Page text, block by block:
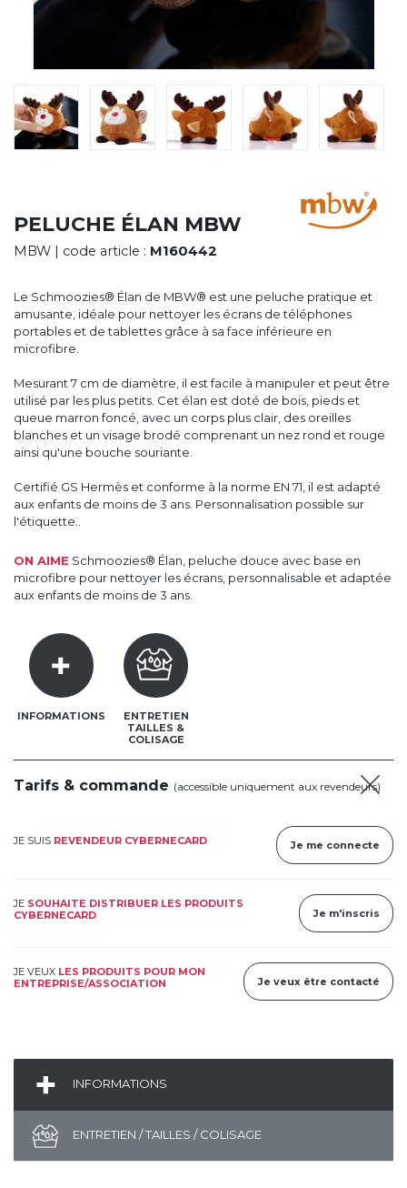
ROADSHOWS, FORUM DES EXPERTS
CATALOGUES & TARIFS
MARQUES & CERTIFICATS
TECHNIQUES MARQUAGE
PELUCHE ÉLAN MBW
MBW | code article : M160442
Le Schmoozies® Élan de MBW® est une peluche pratique et
amusante, idéale pour nettoyer les écrans de téléphones
portables et de tablettes grâce à sa face inférieure en
microfibre.
Mesurant 7 cm de diamètre, il est facile à manipuler et peut être
utilisé par les plus petits. Cet élan est doté de bois, pieds et
queue marron foncé, avec un corps plus clair, des oreilles
blanches et un visage brodé comprenant un nez rond et rouge
ainsi qu'une bouche souriante.
Certifié GS Hermès et conforme à la norme EN 71, il est adapté
aux enfants de moins de 3 ans. Personnalisation possible sur
l'étiquette..
ON AIME Schmoozies® Élan, peluche douce avec base en
microfibre pour nettoyer les écrans, personnalisable et adaptée
aux enfants de moins de 3 ans.
INFORMATIONS
ENTRETIEN
TAILLES &
COLISAGE
Tarifs & commande (accessible uniquement aux revendeurs)
JE SUIS REVENDEUR CYBERNECARD Je me connecte
JE SOUHAITE DISTRIBUER LES PRODUITS
CYBERNECARD
Je m'inscris
JE VEUX LES PRODUITS POUR MON
ENTREPRISE/ASSOCIATION
Je veux être contacté
INFORMATIONS
ENTRETIEN / TAILLES / COLISAGE